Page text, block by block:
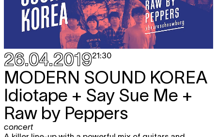
26.04.201921:30
MODERN SOUND KOREA
Idiotape + Say Sue Me +
Raw by Peppers
concert